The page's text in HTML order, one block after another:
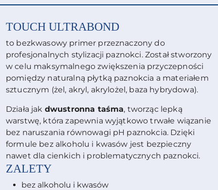
TOUCH ULTRABOND
to bezkwasowy primer przeznaczony do
profesjonalnych stylizacji paznokci. Został stworzony
w celu maksymalnego zwiększenia przyczepności
pomiędzy naturalną płytką paznokcia a materiałem
sztucznym (żel, akryl, akrylożel, baza hybrydowa).
Działa jak dwustronna taśma, tworząc lepką
warstwę, która zapewnia wyjątkowo trwałe wiązanie
bez naruszania równowagi pH paznokcia. Dzięki
formule bez alkoholu i kwasów jest bezpieczny
nawet dla cienkich i problematycznych paznokci.
ZALETY
bez alkoholu i kwasów